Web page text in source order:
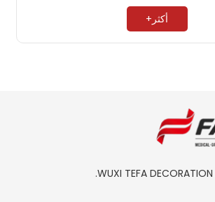
أكثر+
WUXI TEFA